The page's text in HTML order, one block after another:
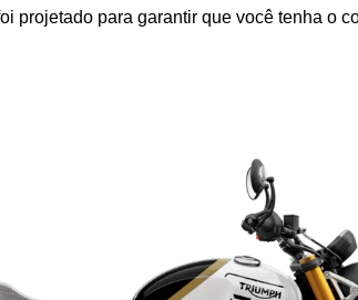
projetado para garantir que você tenha o